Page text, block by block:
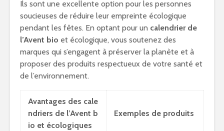
Ils sont une excellente option pour les personnes
soucieuses de réduire leur empreinte écologique
pendant les fêtes. En optant pour un calendrier de
l’Avent bio et écologique, vous soutenez des
marques qui s’engagent à préserver la planète et à
proposer des produits respectueux de votre santé et
de l’environnement.
Avantages des cale
ndriers de l’Avent b
io et écologiques
Exemples de produits